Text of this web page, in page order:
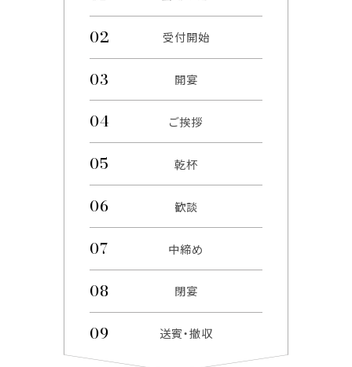
受付開始
開宴
ご挨拶
乾杯
歓談
中締め
閉宴
送賓・撤収